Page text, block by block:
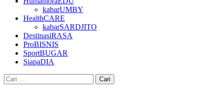
kabarUMBY
HealthCARE
kabarSARDJITO
DestinasiRASA
ProBISNIS
SportBUGAR
SiapaDIA
Cari
untuk: